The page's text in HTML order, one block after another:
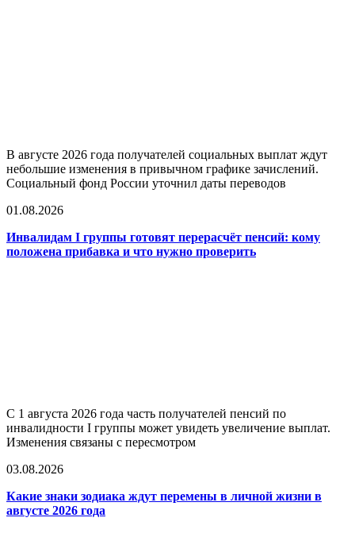
В августе 2026 года получателей социальных выплат ждут
небольшие изменения в привычном графике зачислений.
Социальный фонд России уточнил даты переводов
01.08.2026
Инвалидам I группы готовят перерасчёт пенсий: кому
положена прибавка и что нужно проверить
С 1 августа 2026 года часть получателей пенсий по
инвалидности I группы может увидеть увеличение выплат.
Изменения связаны с пересмотром
03.08.2026
Какие знаки зодиака ждут перемены в личной жизни в
августе 2026 года